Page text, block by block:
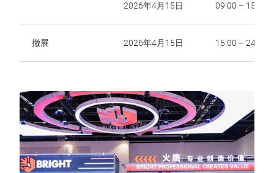
2026年4月15日 09:00 – 15:00
撤展 2026年4月15日 15:00 – 24:00